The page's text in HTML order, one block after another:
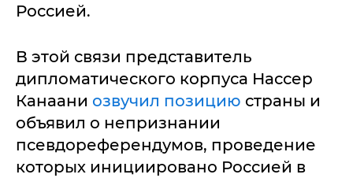
Россией.
В этой связи представитель
дипломатического корпуса Нассер
Канаани озвучил позицию страны и
объявил о непризнании
псевдореферендумов, проведение
которых инициировано Россией в